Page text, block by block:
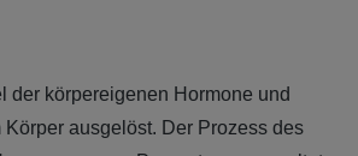
der körpereigenen Hormone und
ausgelöst. Der Prozess des